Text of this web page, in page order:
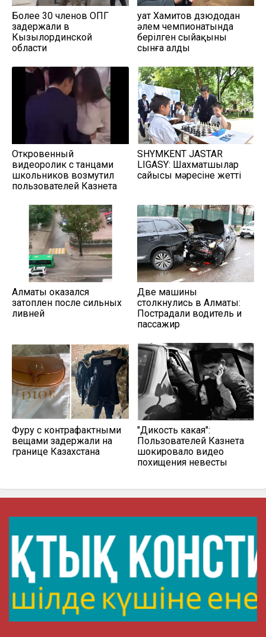
Более 30 членов ОПГ
задержали в
Кызылординской
области
Қуат Хамитов дзюдодан
әлем чемпионатында
берілген сыйақыны
сынға алды
Откровенный
видеоролик с танцами
школьников возмутил
пользователей Казнета
SHYMKENT JASTAR
LIGASY: Шахматшылар
сайысы мәресіне жетті
Алматы оказался
затоплен после сильных
ливней
Две машины
столкнулись в Алматы:
Пострадали водитель и
пассажир
Фуру с контрафактными
вещами задержали на
границе Казахстана
"Дикость какая":
Пользователей Казнета
шокировало видео
похищения невесты